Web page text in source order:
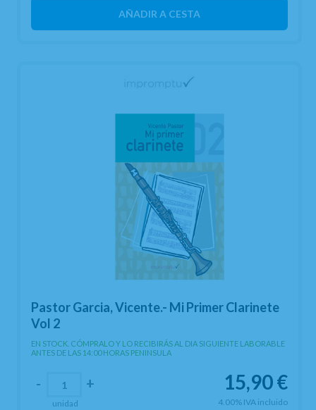
AÑADIR A CESTA
Pastor Garcia, Vicente.- Mi Primer Clarinete
Vol 2
EN STOCK. CÓMPRALO Y LO RECIBIRÁS AL DIA SIGUIENTE LABORABLE
ANTES DE LAS 14:00 HORAS PENINSULA
15,90€
4.00% IVA incluido
- +
unidad